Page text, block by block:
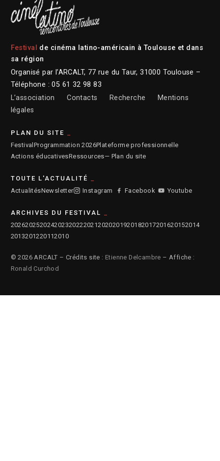
Festival
de cinéma latino-américain à Toulouse et dans
sa région
Organisé par l’ARCALT, 77 rue du Taur, 31000 Toulouse –
Téléphone : 05 61 32 98 83
L’association
Contacts Recherche
Mentions
légales
PLAN DU SITE
FestivalProgrammation 2026Plateforme professionnelle
Actions éducativesRessources— Plan du site
TOUTE L'ACTUALITÉ
ActualitésNewsletter Instagram Facebook Youtube
ARCHIVES DU FESTIVAL
2026202520242023202220212020201920182017201620152014
2013201220112010
© 2026 ARCALT – Crédits site : Etienne Delcambre – Affiche :
Ronald Curchod